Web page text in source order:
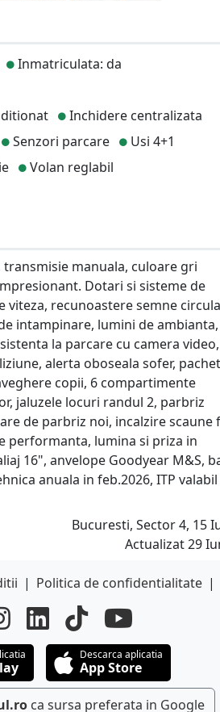
Inmatriculata: da
Inchidere centralizata
Senzori parcare
Usi 4+1
Volan reglabil
transmisie manuala, culoare gri
Dotari si sisteme de
recunoastere semne
intampinare, lumini de ambianta,
la parcare cu camera video,
alerta oboseala sofer, pachet
copii, 6 compartimente
jaluzele locuri randul 2, parbriz
de parbriz noi, incalzire scaune
performanta, lumina si priza in
16", anvelope Goodyear M&S,
anuala in feb.2026, ITP
Bucuresti, Sector 4, 15
Actualizat 29
| Politica de confidentialitate |
Descarca aplicatia
App Store
ca sursa preferata in Google